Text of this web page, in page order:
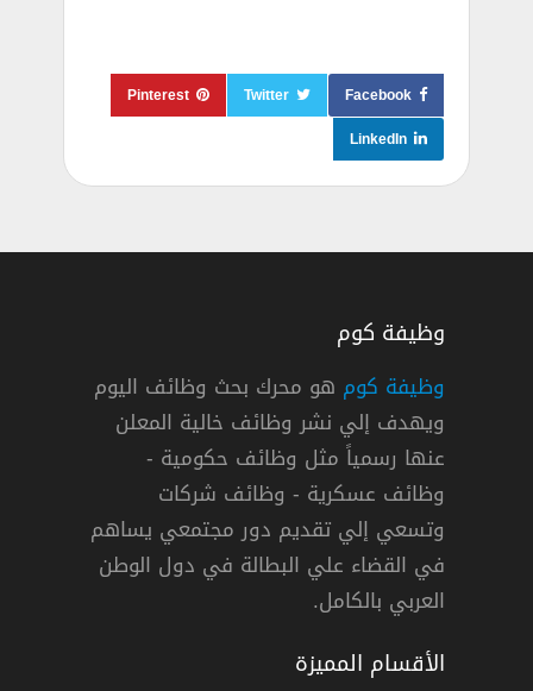
Facebook
Twitter
Pinterest
LinkedIn
وظيفة كوم
وظيفة كوم هو محرك بحث وظائف اليوم
ويهدف إلي نشر وظائف خالية المعلن
عنها رسمياً مثل وظائف حكومية -
وظائف عسكرية - وظائف شركات
وتسعي إلي تقديم دور مجتمعي يساهم
في القضاء علي البطالة في دول الوطن
العربي بالكامل.
الأقسام المميزة